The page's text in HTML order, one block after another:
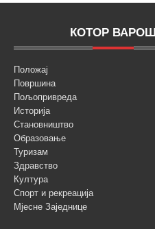
КОТОР ВАРОШ
Положај
Површина
Пољопривреда
Историја
Становништво
Образовање
Туризам
Здравство
Култура
Спорт и рекреација
Мјесне Заједнице